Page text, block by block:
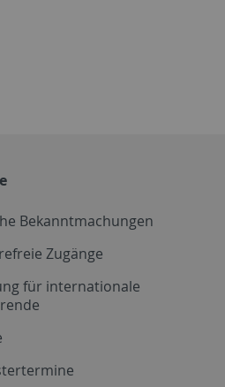
Bekanntmachungen
Zugänge
für internationale